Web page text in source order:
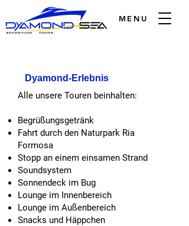
MENU
Dyamond-Erlebnis
Alle unsere Touren beinhalten:
Begrüßungsgetränk
Fahrt durch den Naturpark Ria
Formosa
Stopp an einem einsamen Strand
Soundsystem
Sonnendeck im Bug
Lounge im Innenbereich
Lounge im Außenbereich
Snacks und Häppchen